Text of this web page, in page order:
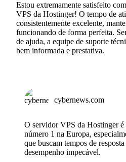
Estou extremamente satisfeito
VPS da Hostinger! O tempo de
consistentemente excelente,
funcionando de forma perfeita.
de ajuda, a equipe de suporte
bem informada e prestativa.
cybernews.com
O servidor VPS da Hostinger é
número 1 na Europa,
que buscam tempos de
desempenho impecável.